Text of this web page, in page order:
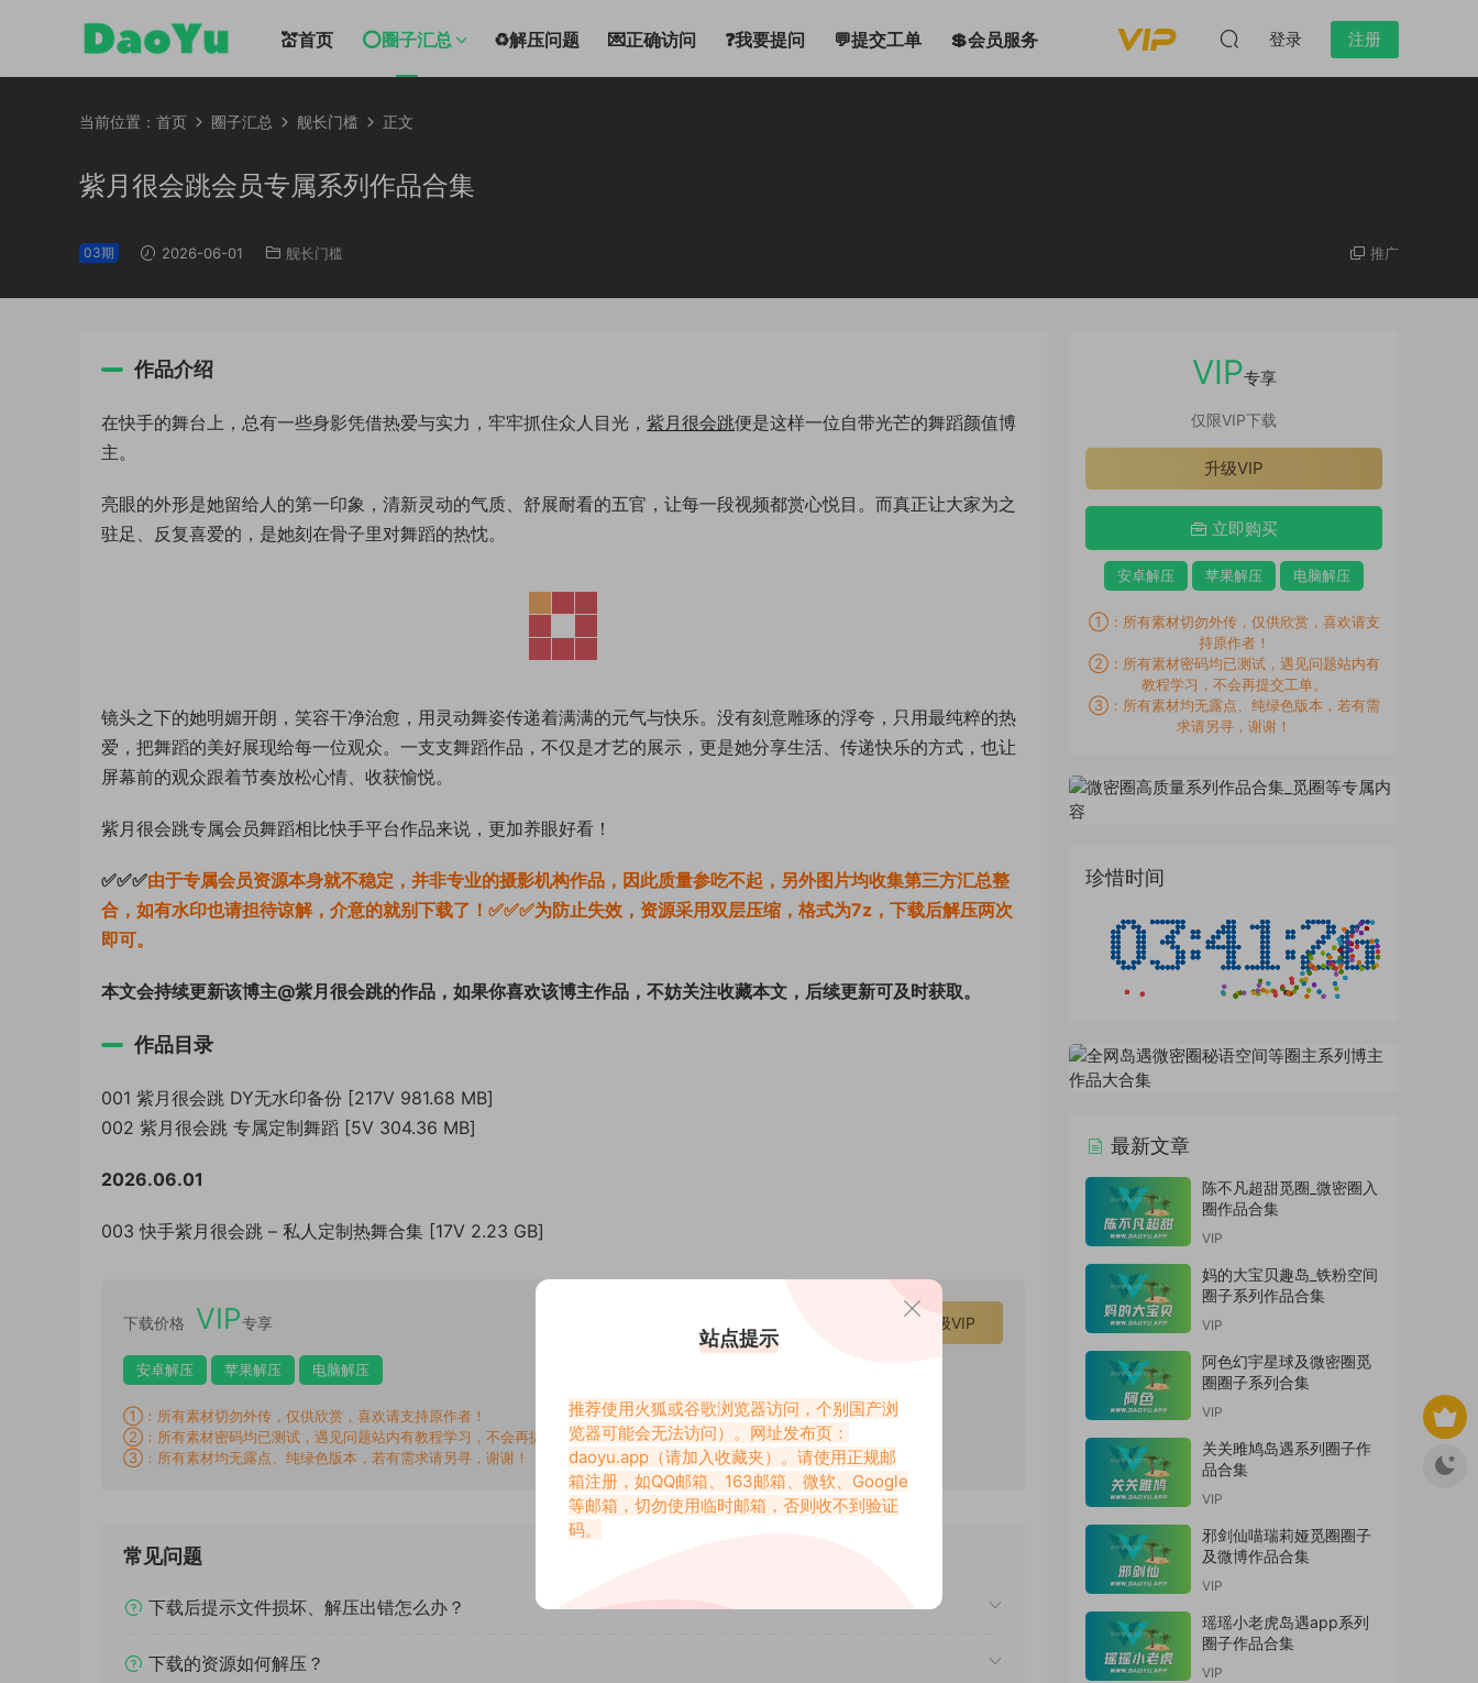
💒首页 ⭕圈子汇总 ♻解压问题 💌正确访问 ❓我要提问 💬提交工单 💲会员服务 登录 注册
当前位置： 首页 圈子汇总 舰长门槛 正文
紫月很会跳会员专属系列作品合集
03期 2026-06-01 舰长门槛 推广
作品介绍
在快手的舞台上，总有一些身影凭借热爱与实力，牢牢抓住众人目光， 紫月很会跳便是这样一位自带光芒的舞蹈颜值博
主。
亮眼的外形是她留给人的第一印象，清新灵动的气质、舒展耐看的五官，让每一段视频都赏心悦目。而真正让大家为之
驻足、反复喜爱的，是她刻在骨子里对舞蹈的热忱。
镜头之下的她明媚开朗，笑容干净治愈，用灵动舞姿传递着满满的元气与快乐。没有刻意雕琢的浮夸，只用最纯粹的热
爱，把舞蹈的美好展现给每一位观众。一支支舞蹈作品，不仅是才艺的展示，更是她分享生活、传递快乐的方式，也让
屏幕前的观众跟着节奏放松心情、收获愉悦。
紫月很会跳专属会员舞蹈相比快手平台作品来说，更加养眼好看！
✅✅✅由于专属会员资源本身就不稳定，并非专业的摄影机构作品，因此质量参吃不起，另外图片均收集第三方汇总整
合，如有水印也请担待谅解，介意的就别下载了！✅✅✅为防止失效，资源采用双层压缩，格式为7z，下载后解压两次
即可。
本文会持续更新该博主@紫月很会跳的作品，如果你喜欢该博主作品，不妨关注收藏本文，后续更新可及时获取。
作品目录
001 紫月很会跳 DY无水印备份 [217V 981.68 MB]
002 紫月很会跳 专属定制舞蹈 [5V 304.36 MB]
2026.06.01
003 快手紫月很会跳 – 私人定制热舞合集 [17V 2.23 GB]
下载价格 VIP专享 升级VIP
安卓解压 苹果解压 电脑解压
①：所有素材切勿外传，仅供欣赏，喜欢请支持原作者！
②：所有素材密码均已测试，遇见问题站内有教程学习，不会再提交工单。
③：所有素材均无露点、纯绿色版本，若有需求请另寻，谢谢！
常见问题
下载后提示文件损坏、解压出错怎么办？
下载的资源如何解压？
VIP专享
仅限VIP下载
升级VIP
立即购买
安卓解压 苹果解压 电脑解压
①：所有素材切勿外传，仅供欣赏，喜欢请支
持原作者！
②：所有素材密码均已测试，遇见问题站内有
教程学习，不会再提交工单。
③：所有素材均无露点、纯绿色版本，若有需
求请另寻，谢谢！
珍惜时间
最新文章
陈不凡超甜觅圈_微密圈入
圈作品合集
VIP
妈的大宝贝趣岛_铁粉空间
圈子系列作品合集
VIP
阿色幻宇星球及微密圈觅
圈圈子系列合集
VIP
关关雎鸠岛遇系列圈子作
品合集
VIP
邪剑仙喵瑞莉娅觅圈圈子
及微博作品合集
VIP
瑶瑶小老虎岛遇app系列
圈子作品合集
VIP
站点提示
推荐使用火狐或谷歌浏览器访问，个别国产浏
览器可能会无法访问）。网址发布页：
daoyu.app （请加入收藏夹）。请使用正规邮
箱注册，如QQ邮箱、163邮箱、微软、Google
等邮箱，切勿使用临时邮箱，否则收不到验证
码。